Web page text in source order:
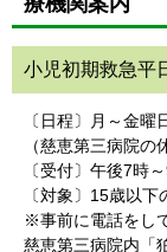
小児初期救急平
〔日程〕月～金曜
（慈恵第三病院の
〔受付〕午後7時
〔対象〕15歳以下
※事前に電話をし
慈恵第三病院内「